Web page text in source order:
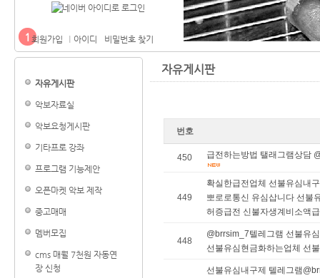
1 회원가입 아이디 비밀번호 찾기
자유게시판
악보자료실
악보요청게시판
기타프로 강좌
프로그램 기능제안
오픈마켓 악보 제작
중고매매
멤버모집
cms 매월 7천원 자동연
장 신청
자유게시판
번호
450 급전하는방법 탤래그램상담
449
확실한급전업체 선불유심내
뽀로로통신 유심삽니다 선불
허증급전 신불자생계비소액
448
@brrsim_7텔레그램 선불유
선불유심현금화하는업체 선
선불유심내구제 텔레그램